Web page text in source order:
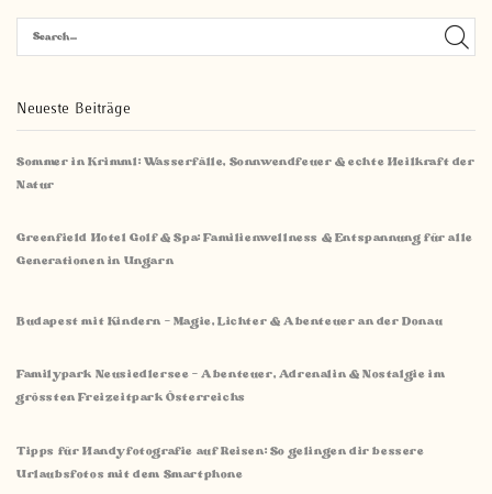
Neueste Beiträge
Sommer in Krimml: Wasserfälle, Sonnwendfeuer & echte Heilkraft der
Natur
Greenfield Hotel Golf & Spa: Familienwellness & Entspannung für alle
Generationen in Ungarn
Budapest mit Kindern – Magie, Lichter & Abenteuer an der Donau
Familypark Neusiedlersee – Abenteuer, Adrenalin & Nostalgie im
grössten Freizeitpark Österreichs
Tipps für Handyfotografie auf Reisen: So gelingen dir bessere
Urlaubsfotos mit dem Smartphone